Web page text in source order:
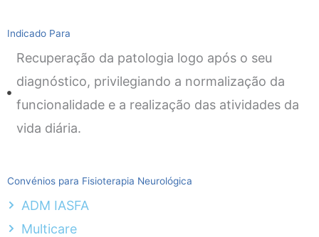
Indicado Para
Recuperação da patologia logo após o seu
diagnóstico, privilegiando a normalização da
funcionalidade e a realização das atividades da
vida diária.
Convénios para Fisioterapia Neurológica
ADM IASFA
Multicare